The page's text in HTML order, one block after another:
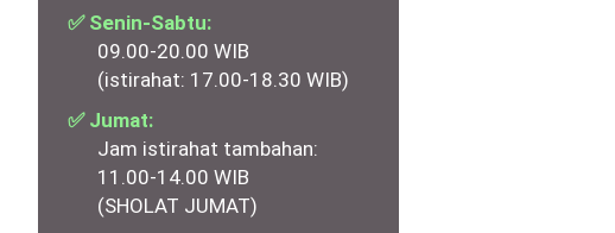
✅ Senin-Sabtu:
09.00-20.00 WIB
(istirahat: 17.00-18.30 WIB)
✅ Jumat:
Jam istirahat tambahan:
11.00-14.00 WIB
(SHOLAT JUMAT)